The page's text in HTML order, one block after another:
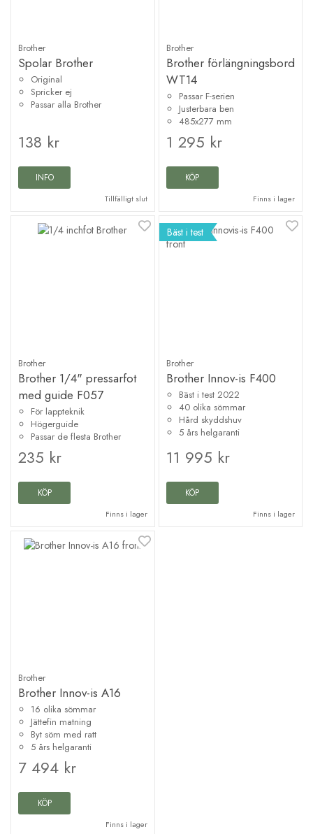
Brother
Spolar Brother
Original
Spricker ej
Passar alla Brother
138 kr
INFO
Tillfälligt slut
Brother
Brother förlängningsbord
WT14
Passar F-serien
Justerbara ben
485x277 mm
1 295 kr
KÖP
Finns i lager
Brother
Brother 1/4" pressarfot
med guide F057
För lappteknik
Högerguide
Passar de flesta Brother
235 kr
KÖP
Finns i lager
Bäst i test
Brother
Brother Innov-is F400
Bäst i test 2022
40 olika sömmar
Hård skyddshuv
5 års helgaranti
11 995 kr
KÖP
Finns i lager
Brother
Brother Innov-is A16
16 olika sömmar
Jättefin matning
Byt söm med ratt
5 års helgaranti
7 494 kr
KÖP
Finns i lager